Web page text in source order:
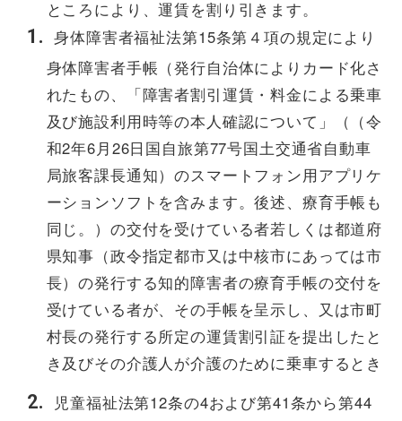
ところにより、運賃を割り引きます。
身体障害者福祉法第15条第４項の規定により
身体障害者手帳（発行自治体によりカード化さ
れたもの、「障害者割引運賃・料金による乗車
及び施設利用時等の本人確認について」（（令
和2年6月26日国自旅第77号国土交通省自動車
局旅客課長通知）のスマートフォン用アプリケ
ーションソフトを含みます。後述、療育手帳も
同じ。）の交付を受けている者若しくは都道府
県知事（政令指定都市又は中核市にあっては市
長）の発行する知的障害者の療育手帳の交付を
受けている者が、その手帳を呈示し、又は市町
村長の発行する所定の運賃割引証を提出したと
き及びその介護人が介護のために乗車するとき
児童福祉法第12条の4および第41条から第44